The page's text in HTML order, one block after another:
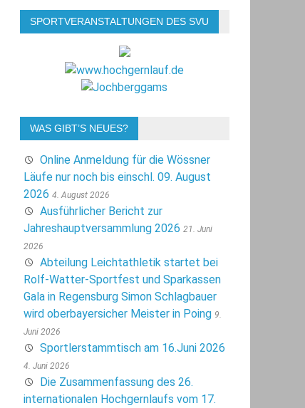
SPORTVERANSTALTUNGEN DES SVU
WAS GIBT’S NEUES?
Online Anmeldung für die Wössner
Läufe nur noch bis einschl. 09. August
2026 4. August 2026
Ausführlicher Bericht zur
Jahreshauptversammlung 2026 21. Juni
2026
Abteilung Leichtathletik startet bei
Rolf-Watter-Sportfest und Sparkassen
Gala in Regensburg Simon Schlagbauer
wird oberbayersicher Meister in Poing 9.
Juni 2026
Sportlerstammtisch am 16.Juni 2026
4. Juni 2026
Die Zusammenfassung des 26.
internationalen Hochgernlaufs vom 17.